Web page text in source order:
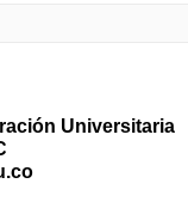
Universitaria